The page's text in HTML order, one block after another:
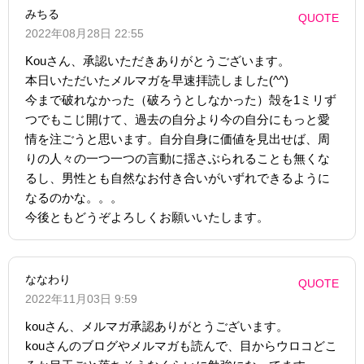
みちる
2022年08月28日 22:55
QUOTE
Kouさん、承認いただきありがとうございます。
本日いただいたメルマガを早速拝読しました(^^)
今まで破れなかった（破ろうとしなかった）殻を1ミリず
つでもこじ開けて、過去の自分より今の自分にもっと愛
情を注ごうと思います。自分自身に価値を見出せば、周
りの人々の一つ一つの言動に揺さぶられることも無くな
るし、男性とも自然なお付き合いがいずれできるように
なるのかな。。。
今後ともどうぞよろしくお願いいたします。
ななわり
2022年11月03日 9:59
QUOTE
kouさん、メルマガ承認ありがとうございます。
kouさんのブログやメルマガも読んで、目からウロコどこ